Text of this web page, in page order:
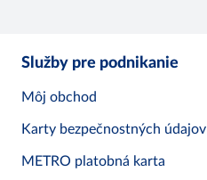
Služby pre podnikanie
Môj obchod
Karty bezpečnostných údajov
METRO platobná karta